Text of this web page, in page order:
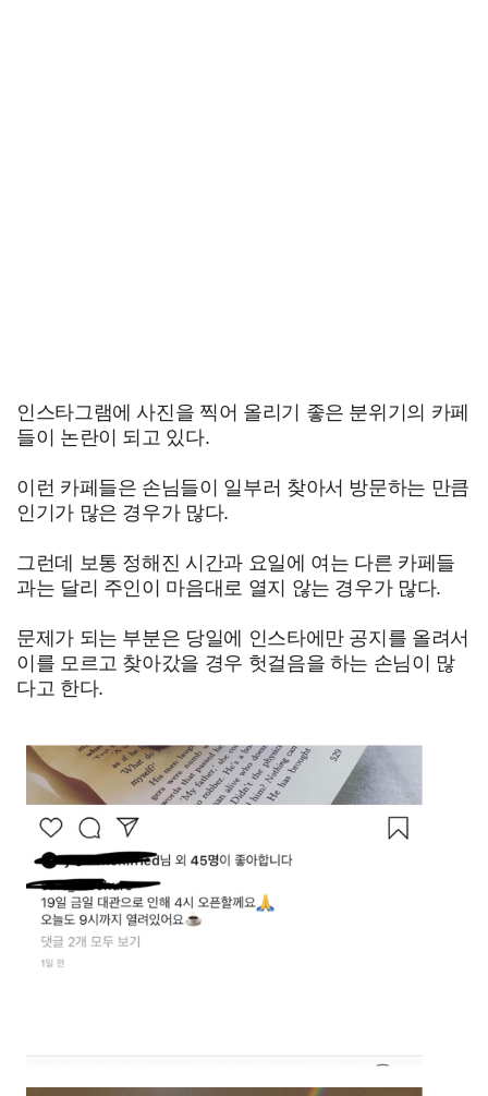
인스타그램에 사진을 찍어 올리기 좋은 분위기의 카페
들이 논란이 되고 있다.
이런 카페들은 손님들이 일부러 찾아서 방문하는 만큼
인기가 많은 경우가 많다.
그런데 보통 정해진 시간과 요일에 여는 다른 카페들
과는 달리 주인이 마음대로 열지 않는 경우가 많다.
문제가 되는 부분은 당일에 인스타에만 공지를 올려서
이를 모르고 찾아갔을 경우 헛걸음을 하는 손님이 많
다고 한다.